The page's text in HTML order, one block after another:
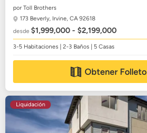
por Toll Brothers
173 Beverly, Irvine, CA 92618
desde$1,999,000 - $2,199,000
3-5 Habitaciones | 2-3 Baños | 5 Casas
Obtener Folleto
Liquidación